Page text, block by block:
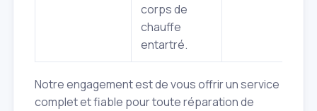
corps de
chauffe
entartré.
Notre engagement est de vous offrir un service
complet et fiable pour toute réparation de